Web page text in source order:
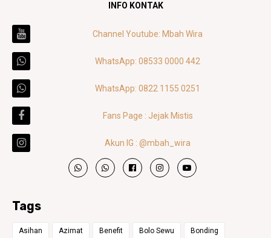
INFO KONTAK
Channel Youtube: Mbah Wira
WhatsApp: 08533 0000 442
WhatsApp: 0822 1155 0251
Fans Page : Jejak Mistis
Akun IG : @mbah_wira
Tags
Asihan Azimat Benefit Bolo Sewu Bonding